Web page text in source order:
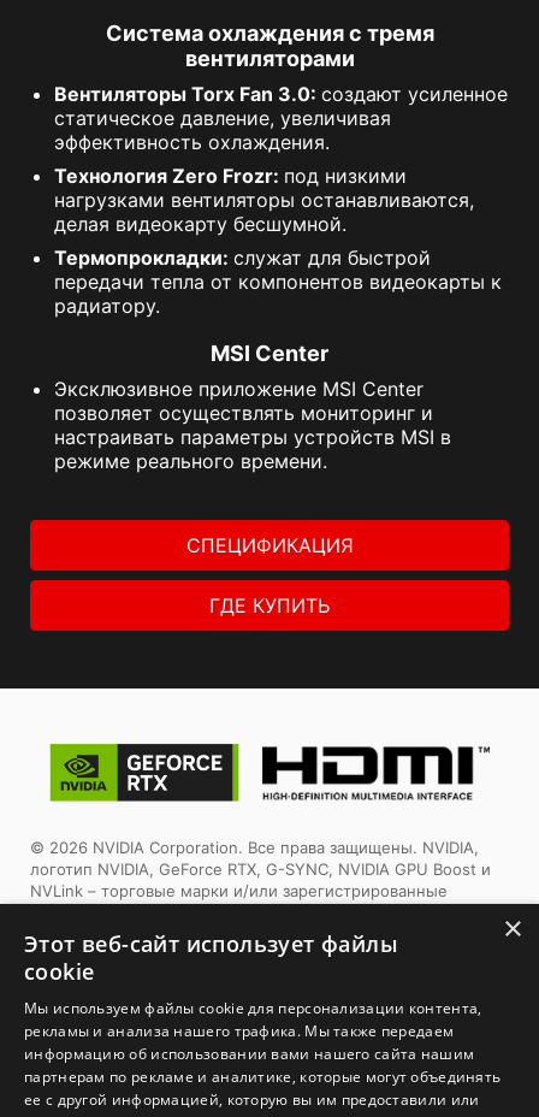
Система охлаждения с тремя
вентиляторами
Вентиляторы Torx Fan 3.0: создают усиленное
статическое давление, увеличивая
эффективность охлаждения.
Технология Zero Frozr: под низкими
нагрузками вентиляторы останавливаются,
делая видеокарту бесшумной.
Термопрокладки: служат для быстрой
передачи тепла от компонентов видеокарты к
радиатору.
MSI Center
Эксклюзивное приложение MSI Center
позволяет осуществлять мониторинг и
настраивать параметры устройств MSI в
режиме реального времени.
СПЕЦИФИКАЦИЯ
ГДЕ КУПИТЬ
© 2026 NVIDIA Corporation. Все права защищены. NVIDIA,
логотип NVIDIA, GeForce RTX, G-SYNC, NVIDIA GPU Boost и
NVLink – торговые марки и/или зарегистрированные
странах. Другие торговые марки и авторские права
являются собственностью соответствующих владельцев.
Tермины HDMI™, HDMI™ High-Definition Multimedia Interface,
фирменный стиль HDMI™ и логотип HDMI™ являются
товарными знаками или зарегистрированными товарными
знаками компании HDMI™ Licensing Administrator, Inc.
1. Спецификации могут отличаться от приведенной на сайте
×
Этот веб-сайт использует файлы
cookie
Мы используем файлы cookie для персонализации контента,
рекламы и анализа нашего трафика. Мы также передаем
информацию об использовании вами нашего сайта нашим
партнерам по рекламе и аналитике, которые могут объединять
ее с другой информацией, которую вы им предоставили или